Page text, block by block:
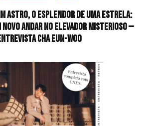
astro, o esplendor de uma estrela:
novo andar no elevador misterioso —
CHA EUN-WOO